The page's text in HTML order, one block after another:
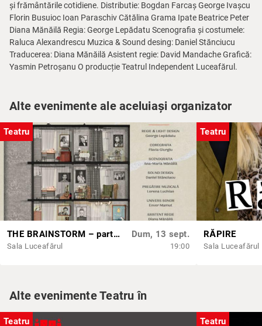
și frământările cotidiene. Distributie: Bogdan Farcaș George Ivașcu
Florin Busuioc Ioan Paraschiv Cătălina Grama Ipate Beatrice Peter
Diana Mănăilă Regia: George Lepădatu Scenografia și costumele:
Raluca Alexandrescu Muzica & Sound desing: Daniel Stănciucu
Traducerea: Diana Mănăilă Asistent regie: David Mandache Grafică:
Yasmin Petroșanu O producție Teatrul Independent Luceafărul.
Alte evenimente ale aceluiași organizator
Teatru
THE BRAINSTORM – partea a II-a
Sala Luceafărul
Dum, 13 sept.
19:00
Teatru
RĂPIRE
Sala Luceafărul
Alte evenimente Teatru în
Teatru Teatru